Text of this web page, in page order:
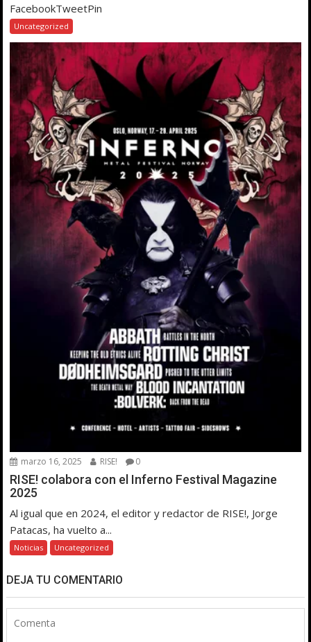
FacebookTweetPin
Uncategorized
marzo 16, 2025 RISE! 0
RISE! colabora con el Inferno Festival Magazine
2025
Al igual que en 2024, el editor y redactor de RISE!, Jorge
Patacas, ha vuelto a...
Noticias Uncategorized
DEJA TU COMENTARIO